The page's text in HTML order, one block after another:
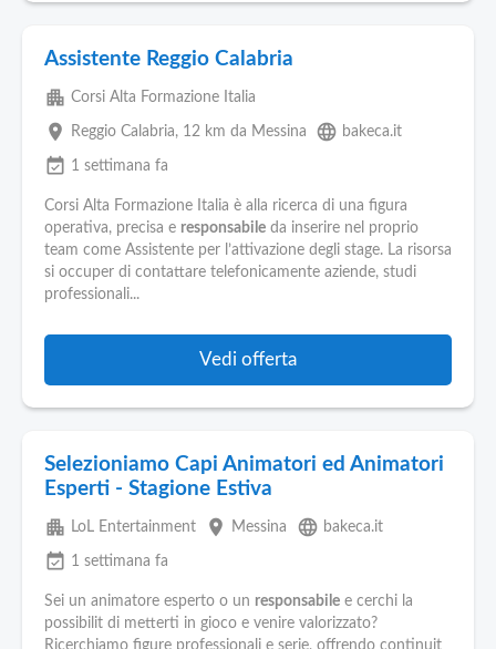
Assistente Reggio Calabria
apartment Corsi Alta Formazione Italia
place Reggio Calabria, 12 km da Messina language bakeca.it
event_available 1 settimana fa
Corsi Alta Formazione Italia è alla ricerca di una figura
operativa, precisa e responsabile da inserire nel proprio
team come Assistente per l’attivazione degli stage. La risorsa
si occuper di contattare telefonicamente aziende, studi
professionali...
Vedi offerta
Selezioniamo Capi Animatori ed Animatori
Esperti - Stagione Estiva
apartment LoL Entertainment place Messina language bakeca.it
event_available 1 settimana fa
Sei un animatore esperto o un responsabile e cerchi la
possibilit di metterti in gioco e venire valorizzato?
Ricerchiamo figure professionali e serie, offrendo continuit